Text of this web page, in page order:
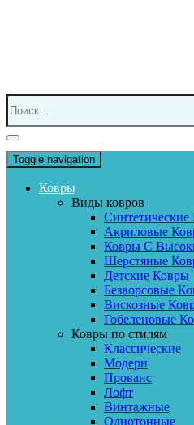
Toggle navigation
Ковры
Виды ковров
Акриловые
Ковры С
Шерстяные
Детские Ковры
Безворсовые
Вискозные
Гобеленовые
Ковры по стилям
Классические
Модерн
Прованс
Лофт
Винтажные
Однотонные